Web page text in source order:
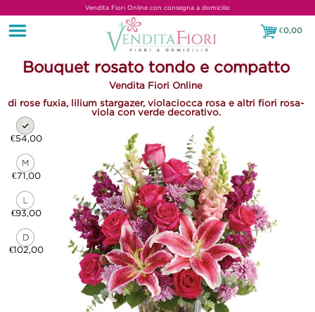
Vendita Fiori Online con consegna a domicilio
€0,00
€0,00
Bouquet rosato tondo e compatto
Vendita Fiori Online
di rose fuxia, lilium stargazer, violaciocca rosa e altri fiori rosa-
viola con verde decorativo.
€54,00
€71,00
€93,00
€102,00